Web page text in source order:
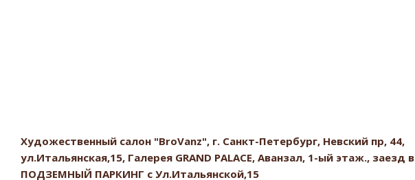
Художественный салон "BroVanz", г. Санкт-Петербург, Невский пр, 44,
ул.Итальянская,15, Галерея GRAND PALACE, Аванзал, 1-ый этаж., заезд в
ПОДЗЕМНЫЙ ПАРКИНГ с Ул.Итальянской,15